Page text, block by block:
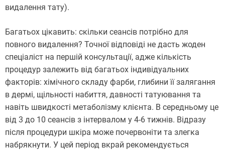
видалення тату).
Багатьох цікавить: скільки сеансів потрібно для
повного видалення? Точної відповіді не дасть жоден
спеціаліст на першій консультації, адже кількість
процедур залежить від багатьох індивідуальних
факторів: хімічного складу фарби, глибини її залягання
в дермі, щільності набиття, давності татуювання та
навіть швидкості метаболізму клієнта. В середньому це
від 3 до 10 сеансів з інтервалом у 4-6 тижнів. Відразу
після процедури шкіра може почервоніти та злегка
набрякнути. У цей період вкрай рекомендується